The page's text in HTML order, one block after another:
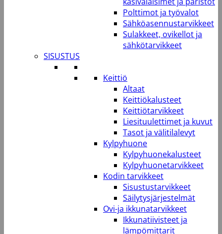
Polttimot ja työvalot
Sähköasennustarvikkeet
Sulakkeet, ovikellot ja
sähkötarvikkeet
SISUSTUS
Keittiö
Altaat
Keittiökalusteet
Keittiötarvikkeet
Liesituulettimet ja kuvut
Tasot ja välitilalevyt
Kylpyhuone
Kylpyhuonekalusteet
Kylpyhuonetarvikkeet
Kodin tarvikkeet
Sisustustarvikkeet
Säilytysjärjestelmät
Ovi-ja ikkunatarvikkeet
Ikkunatiivisteet ja
lämpömittarit